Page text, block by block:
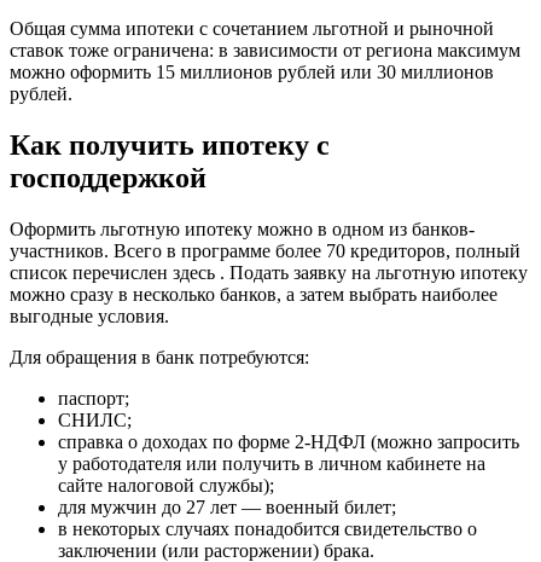
Общая сумма ипотеки с сочетанием льготной и рыночной
ставок тоже ограничена: в зависимости от региона максимум
можно оформить 15 миллионов рублей или 30 миллионов
рублей.
Как получить ипотеку с
господдержкой
Оформить льготную ипотеку можно в одном из банков-
участников. Всего в программе более 70 кредиторов, полный
список перечислен здесь . Подать заявку на льготную ипотеку
можно сразу в несколько банков, а затем выбрать наиболее
выгодные условия.
Для обращения в банк потребуются:
паспорт;
СНИЛС;
справка о доходах по форме 2-НДФЛ (можно запросить
у работодателя или получить в личном кабинете на
сайте налоговой службы);
для мужчин до 27 лет — военный билет;
в некоторых случаях понадобится свидетельство о
заключении (или расторжении) брака.